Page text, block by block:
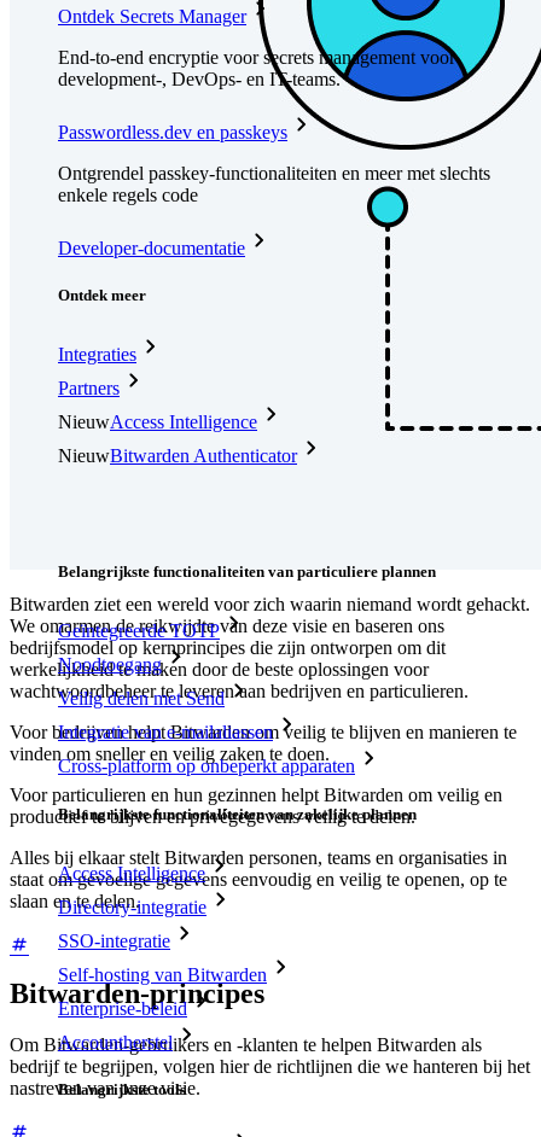
Ontdek Secrets Manager
End-to-end encryptie voor secrets management voor
development-, DevOps- en IT-teams.
Passwordless.dev en passkeys
Ontgrendel passkey-functionaliteiten en meer met slechts
enkele regels code
Developer-documentatie
Ontdek meer
Integraties
Partners
NieuwAccess Intelligence
NieuwBitwarden Authenticator
Belangrijkste functionaliteiten van particuliere plannen
Geïntegreerde TOTP
Noodtoegang
Veilig delen met Send
Integratie van e-mailaliassen
Cross-platform op onbeperkt apparaten
Belangrijkste functionaliteiten van zakelijke plannen
Access Intelligence
Directory-integratie
SSO-integratie
Self-hosting van Bitwarden
Enterprise-beleid
Accountherstel
Belangrijkste tools
Bitwarden ziet een wereld voor zich waarin niemand wordt gehackt.
We omarmen de reikwijdte van deze visie en baseren ons
bedrijfsmodel op kernprincipes die zijn ontworpen om dit
werkelijkheid te maken door de beste oplossingen voor
wachtwoordbeheer te leveren aan bedrijven en particulieren.
Voor bedrijven helpt Bitwarden om veilig te blijven en manieren te
vinden om sneller en veilig zaken te doen.
Voor particulieren en hun gezinnen helpt Bitwarden om veilig en
productief te blijven en privégegevens veilig te delen.
Alles bij elkaar stelt Bitwarden personen, teams en organisaties in
staat om gevoelige gegevens eenvoudig en veilig te openen, op te
slaan en te delen.
Bitwarden-principes
Om Bitwarden-gebruikers en -klanten te helpen Bitwarden als
bedrijf te begrijpen, volgen hier de richtlijnen die we hanteren bij het
nastreven van onze visie.